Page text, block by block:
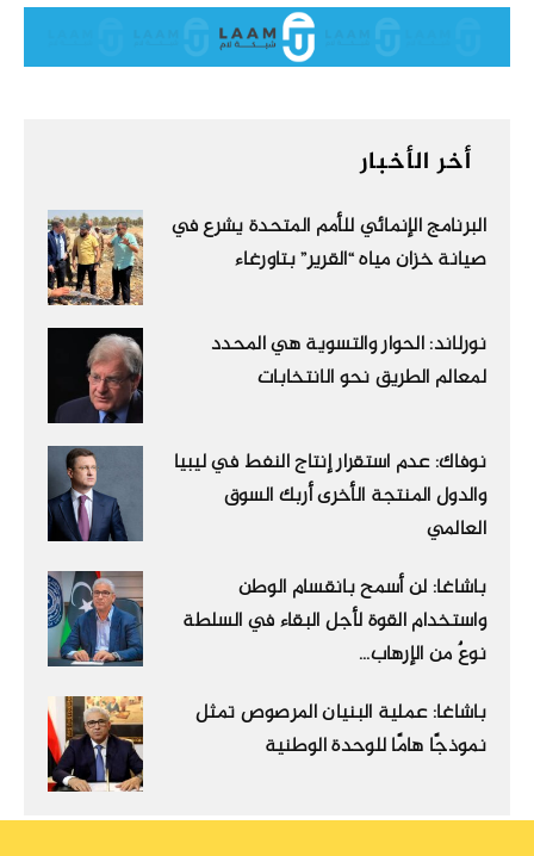
أخر الأخبار
البرنامج الإنمائي للأمم المتحدة يشرع في
صيانة خزان مياه “القرير” بتاورغاء
نورلاند: الحوار والتسوية هي المحدد
لمعالم الطريق نحو الانتخابات
نوفاك: عدم استقرار إنتاج النفط في ليبيا
والدول المنتجة الأخرى أربك السوق
العالمي
باشاغا: لن أسمح بانقسام الوطن
واستخدام القوة لأجل البقاء في السلطة
نوعٌ من الإرهاب...
باشاغا: عملية البنيان المرصوص تمثل
نموذجًا هامًا للوحدة الوطنية